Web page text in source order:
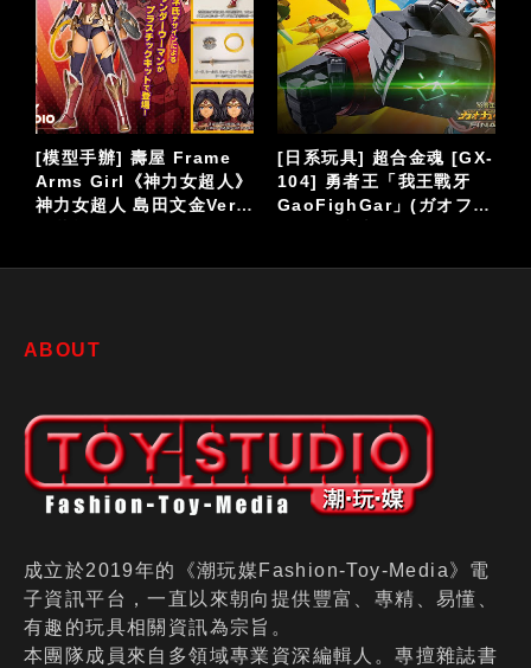
[日系玩具] Action Toys
「ACTION合金」系列
《百獸王》VOLTRON
[日系玩具] 史上最傑出合
金玩具VOLTES V波羅五
號 改編真人版影集
ABOUT
成立於2019年的《潮玩媒Fashion-Toy-Media》電
子資訊平台，一直以來朝向提供豐富、專精、易懂、
有趣的玩具相關資訊為宗旨。
本團隊成員來自多領域專業資深編輯人。專擅雜誌書